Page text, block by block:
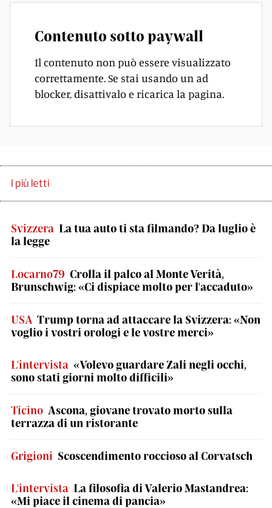
Contenuto sotto paywall
Il contenuto non può essere visualizzato
correttamente. Se stai usando un ad
blocker, disattivalo e ricarica la pagina.
I più letti
Svizzera La tua auto ti sta filmando? Da luglio è
la legge
Locarno79 Crolla il palco al Monte Verità,
Brunschwig: «Ci dispiace molto per l'accaduto»
USA Trump torna ad attaccare la Svizzera: «Non
voglio i vostri orologi e le vostre merci»
L'intervista «Volevo guardare Zali negli occhi,
sono stati giorni molto difficili»
Ticino Ascona, giovane trovato morto sulla
terrazza di un ristorante
Grigioni Scoscendimento roccioso al Corvatsch
L'intervista La filosofia di Valerio Mastandrea:
«Mi piace il cinema di pancia»